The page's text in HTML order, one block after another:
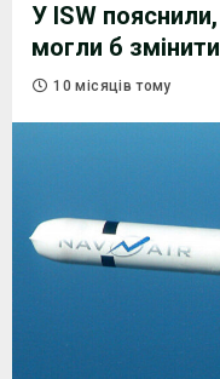
У ISW
могли б
10 місяців тому